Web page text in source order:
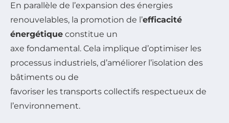
En parallèle de l’expansion des énergies
renouvelables, la promotion de l’efficacité
énergétique constitue un
axe fondamental. Cela implique d’optimiser les
processus industriels, d’améliorer l’isolation des
bâtiments ou de
favoriser les transports collectifs respectueux de
l’environnement.